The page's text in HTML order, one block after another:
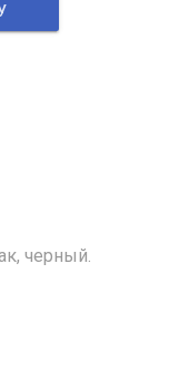
черный.